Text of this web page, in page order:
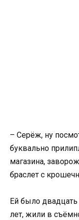
– Серёж, ну
буквально
магазина,
браслет с
Ей было
лет, жили в